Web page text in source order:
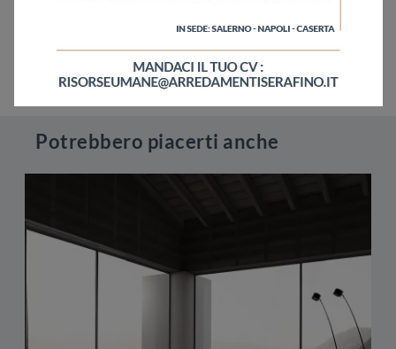
Potrebbero piacerti anche